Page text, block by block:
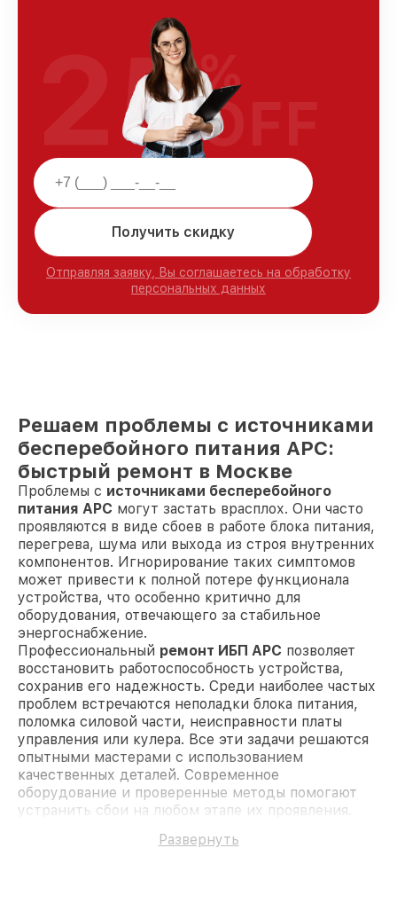
Получить скидку
Отправляя заявку, Вы соглашаетесь на обработку
персональных данных
25%
OFF
Решаем проблемы с источниками
бесперебойного питания APC:
быстрый ремонт в Москве
Проблемы с источниками бесперебойного
питания APC могут застать врасплох. Они часто
проявляются в виде сбоев в работе блока питания,
перегрева, шума или выхода из строя внутренних
компонентов. Игнорирование таких симптомов
может привести к полной потере функционала
устройства, что особенно критично для
оборудования, отвечающего за стабильное
энергоснабжение.
Профессиональный ремонт ИБП APC позволяет
восстановить работоспособность устройства,
сохранив его надежность. Среди наиболее частых
проблем встречаются неполадки блока питания,
поломка силовой части, неисправности платы
управления или кулера. Все эти задачи решаются
опытными мастерами с использованием
качественных деталей. Современное
оборудование и проверенные методы помогают
устранить сбои на любом этапе их проявления.
Диагностика источников
бесперебойного питания APC в
Развернуть